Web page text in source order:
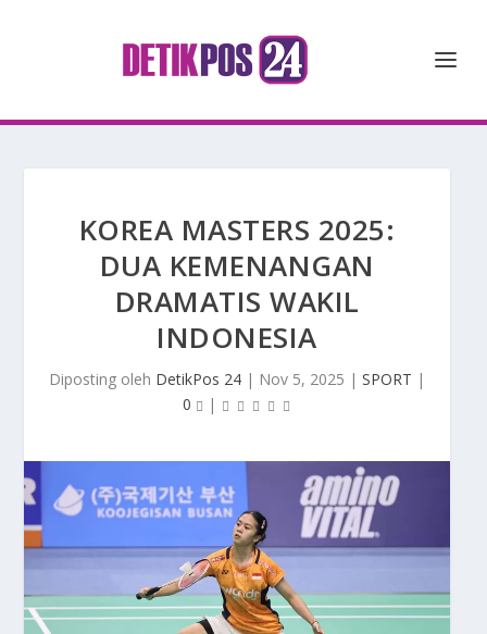
KOREA MASTERS 2025:
DUA KEMENANGAN
DRAMATIS WAKIL
INDONESIA
Diposting oleh DetikPos 24 | Nov 5, 2025 | SPORT |
0
|